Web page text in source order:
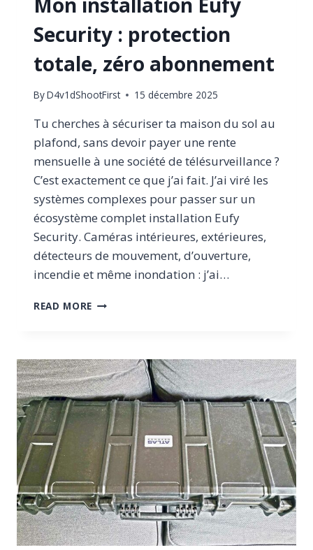
Security : protection
totale, zéro abonnement
ByD4v1dShootFirst 15 décembre 2025
Tu cherches à sécuriser ta maison du sol au
plafond, sans devoir payer une rente
mensuelle à une société de télésurveillance ?
C’est exactement ce que j’ai fait. J’ai viré les
systèmes complexes pour passer sur un
écosystème complet installation Eufy
Security. Caméras intérieures, extérieures,
détecteurs de mouvement, d’ouverture,
incendie et même inondation : j’ai…
READ MORE MON
:
PROTECTION
TOTALE,
ZÉRO
ABONNEMENT